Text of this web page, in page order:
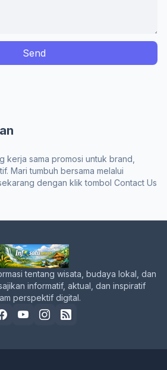
kerja sama promosi untuk brand,
Mari tumbuh bersama melalui
dengan klik tombol Contact Us
tentang wisata, budaya lokal, dan
informatif, aktual, dan inspiratif
perspektif digital.